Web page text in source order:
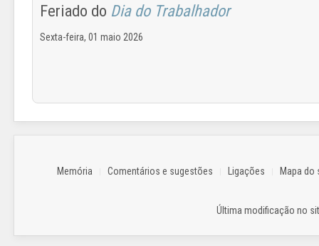
Feriado do Dia do Trabalhador
Sexta-feira, 01 maio 2026
Memória Comentários e sugestões Ligações Mapa do
Última modificação no